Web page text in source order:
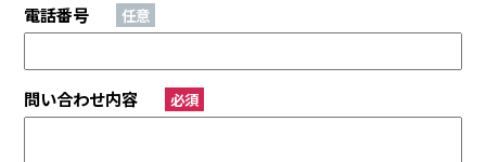
電話番号 任意
問い合わせ内容 必須